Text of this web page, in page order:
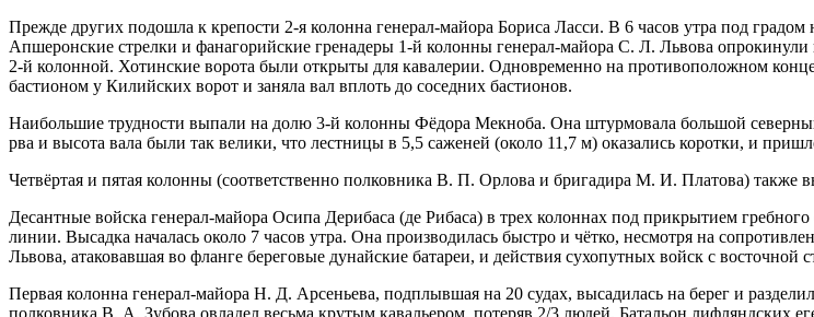
Прежде других подошла к крепости 2-я колонна генерал-майора Бориса Ласси. В 6 часов утра под градом
Апшеронские стрелки и фанагорийские гренадеры 1-й колонны генерал-майора С. Л. Львова
2-й колонной. Хотинские ворота были открыты для кавалерии. Одновременно на противоположном
бастионом у Килийских ворот и заняла вал вплоть до соседних бастионов.
Наибольшие трудности выпали на долю 3-й колонны Фёдора Мекноба. Она штурмовала большой
рва и высота вала были так велики, что лестницы в 5,5 саженей (около 11,7 м) оказались коротки, и
Четвёртая и пятая колонны (соответственно полковника В. П. Орлова и бригадира М. И. Платова) также
Десантные войска генерал-майора Осипа Дерибаса (де Рибаса) в трех колоннах под прикрытием
линии. Высадка началась около 7 часов утра. Она производилась быстро и чётко, несмотря на
Львова, атаковавшая во фланге береговые дунайские батареи, и действия сухопутных войск с восточной
Первая колонна генерал-майора Н. Д. Арсеньева, подплывшая на 20 судах, высадилась на берег и
полковника В. А. Зубова овладел весьма крутым кавальером, потеряв 2/3 людей. Батальон лифляндских